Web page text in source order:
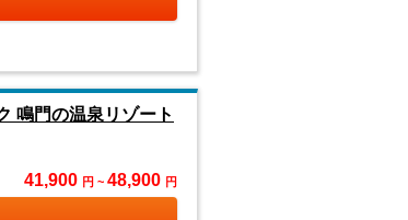
鳴門の温泉リゾート
41,900 円 ~ 48,900 円